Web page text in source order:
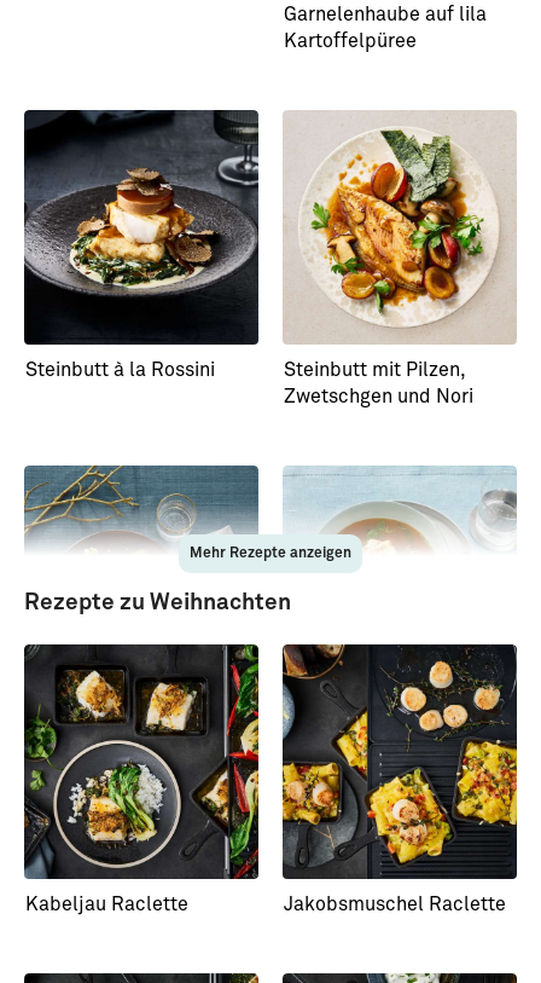
Garnelenhaube auf lila
Kartoffelpüree
Steinbutt à la Rossini
Steinbutt mit Pilzen,
Zwetschgen und Nori
Steinbutt mit Romanesko
& Pinienvinaigrette
Steinbuttfilets mit
Artischocken
Mehr Rezepte anzeigen
Rezepte zu Weihnachten
Kabeljau Raclette Jakobsmuschel Raclette